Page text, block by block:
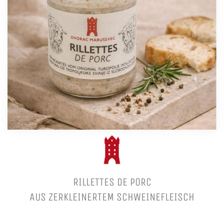
RILLETTES DE PORC
AUS ZERKLEINERTEM SCHWEINEFLEISCH